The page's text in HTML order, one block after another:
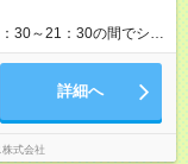
1回の査定に加
役員に推薦する制度が
代で管理職へとキャリ
期
態と給与に、本採用時
ンターンシップ 給与：
合、その月の月末までは
30～21：30の間でシフ
当する場合も多い
い環境です。
詳細へ
式会社